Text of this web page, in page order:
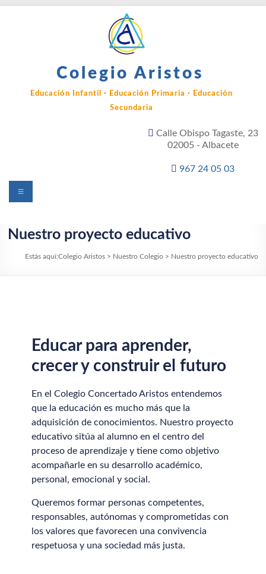
Colegio Aristos
Educación Infantil · Educación Primaria · Educación
Secundaria
Calle Obispo Tagaste, 23
02005 - Albacete
967 24 05 03
Menú
Nuestro proyecto educativo
Estás aquí:Colegio Aristos> Nuestro Colegio> Nuestro proyecto educativo
Educar para aprender,
crecer y construir el futuro
En el Colegio Concertado Aristos entendemos
que la educación es mucho más que la
adquisición de conocimientos. Nuestro proyecto
educativo sitúa al alumno en el centro del
proceso de aprendizaje y tiene como objetivo
acompañarle en su desarrollo académico,
personal, emocional y social.
Queremos formar personas competentes,
responsables, autónomas y comprometidas con
los valores que favorecen una convivencia
respetuosa y una sociedad más justa.